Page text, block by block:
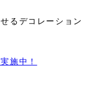
るデコレーション
施中！